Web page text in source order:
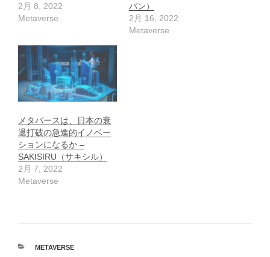
2月 8, 2022
Metaverse
パン）
2月 16, 2022
Metaverse
メタバースは、日本の衰
退打破の急進的イノベー
ションになるか –
SAKISIRU（サキシル）
2月 7, 2022
Metaverse
カ
METAVERSE